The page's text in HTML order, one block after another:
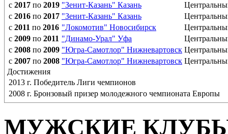
с 2017 по 2019 "Зенит-Казань" Казань
с 2016 по 2017 "Зенит-Казань" Казань
с 2011 по 2016 "Локомотив" Новосибирск
с 2009 по 2011 "Динамо-Урал" Уфа
с 2008 по 2009 "Югра-Самотлор" Нижневартовск
с 2007 по 2008 "Югра-Самотлор" Нижневартовск
Достижения
2013 г. Победитель Лиги чемпионов
2008 г. Бронзовый призер молодежного чемпионата Европы
МУЖСКИЕ